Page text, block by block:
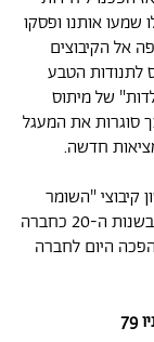
שמעו אותנו ופסקו
אל הקיבוצים
הטבע
של מיתוס
סוגרות את המעגל
חדשה.
קיבוצי "השומר
הצעיר") סמל לאוטופיה סוציאליסטית, שהתחילה בשנות ה-20 כחברה
היום לחברה